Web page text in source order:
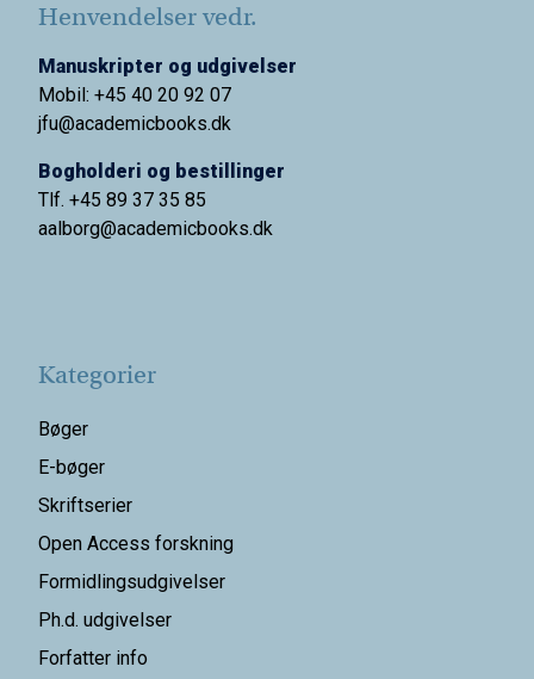
Henvendelser vedr.
Manuskripter og udgivelser
Mobil: +45 40 20 92 07
jfu@academicbooks.dk
Bogholderi og bestillinger
Tlf. +45 89 37 35 85
aalborg@academicbooks.dk
Kategorier
Bøger
E-bøger
Skriftserier
Open Access forskning
Formidlingsudgivelser
Ph.d. udgivelser
Forfatter info